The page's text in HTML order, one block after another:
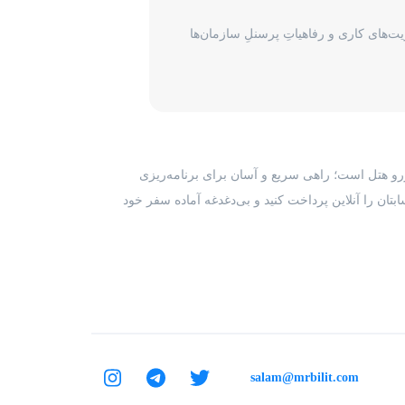
کاری و رفاهیاتِ پرسنلِ سازمان‌ها
هتل است؛ راهی سریع و آسان برای برنامه‌ریزی
را آنلاین پرداخت کنید و بی‌دغدغه آماده سفر خود
salam@mrbilit.com